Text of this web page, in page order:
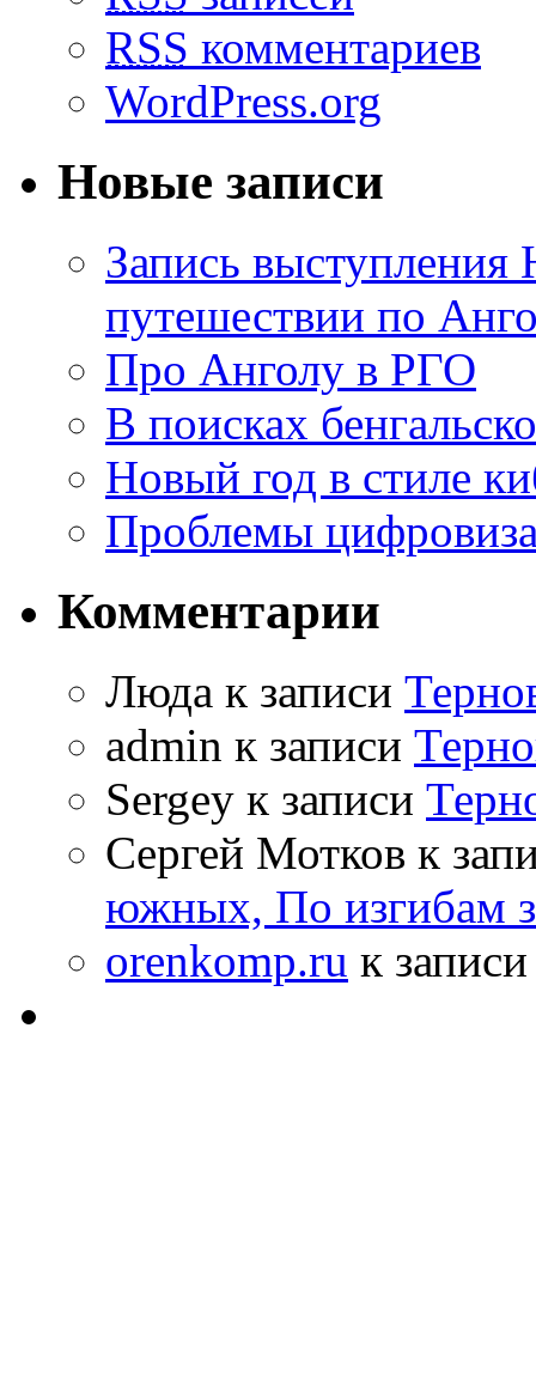
RSS комментариев
WordPress.org
Новые записи
Запись
путешествии по
Про Анголу в РГО
В поисках
Новый год в стиле
Проблемы
Комментарии
Люда к записи
admin к записи
Sergey к записи
Сергей Мотков к
южных, По изгибам
orenkomp.ru к